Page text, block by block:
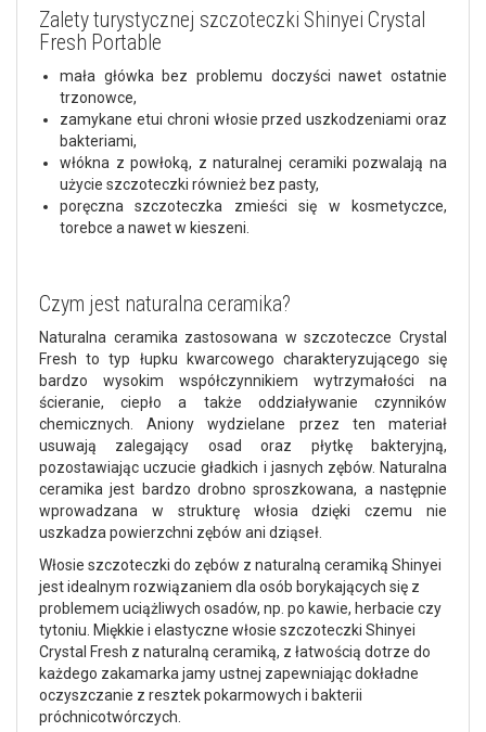
Zalety turystycznej szczoteczki Shinyei Crystal
Fresh Portable
mała główka bez problemu doczyści nawet ostatnie
trzonowce,
zamykane etui chroni włosie przed uszkodzeniami oraz
bakteriami,
włókna z powłoką, z naturalnej ceramiki pozwalają na
użycie szczoteczki również bez pasty,
poręczna szczoteczka zmieści się w kosmetyczce,
torebce a nawet w kieszeni.
Czym jest naturalna ceramika?
Naturalna ceramika zastosowana w szczoteczce Crystal
Fresh to typ łupku kwarcowego charakteryzującego się
bardzo wysokim współczynnikiem wytrzymałości na
ścieranie, ciepło a także oddziaływanie czynników
chemicznych. Aniony wydzielane przez ten materiał
usuwają zalegający osad oraz płytkę bakteryjną,
pozostawiając uczucie gładkich i jasnych zębów. Naturalna
ceramika jest bardzo drobno sproszkowana, a następnie
wprowadzana w strukturę włosia dzięki czemu nie
uszkadza powierzchni zębów ani dziąseł.
Włosie szczoteczki do zębów z naturalną ceramiką Shinyei
jest idealnym rozwiązaniem dla osób borykających się z
problemem uciążliwych osadów, np. po kawie, herbacie czy
tytoniu. Miękkie i elastyczne włosie szczoteczki Shinyei
Crystal Fresh z naturalną ceramiką, z łatwością dotrze do
każdego zakamarka jamy ustnej zapewniając dokładne
oczyszczanie z resztek pokarmowych i bakterii
próchnicotwórczych.